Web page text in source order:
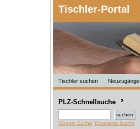
Tischler-Portal
Tischler suchen Neuzugänge
PLZ-Schnellsuche
Google Suche Erweiterte Suche